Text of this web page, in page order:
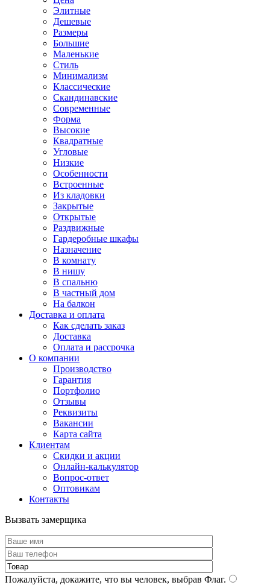
Элитные
Дешевые
Размеры
Большие
Маленькие
Стиль
Минимализм
Классические
Скандинавские
Современные
Форма
Высокие
Квадратные
Угловые
Низкие
Особенности
Встроенные
Из кладовки
Закрытые
Открытые
Раздвижные
Гардеробные шкафы
Назначение
В комнату
В нишу
В спальню
В частный дом
На балкон
Доставка и оплата
Как сделать заказ
Доставка
Оплата и рассрочка
О компании
Производство
Гарантия
Портфолио
Отзывы
Реквизиты
Вакансии
Карта сайта
Клиентам
Скидки и акции
Онлайн-калькулятор
Вопрос-ответ
Оптовикам
Контакты
Вызвать замерщика
Пожалуйста, докажите, что вы человек, выбрав Флаг.